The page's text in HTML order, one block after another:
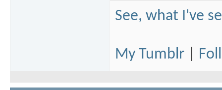
See, what I've
My Tumblr